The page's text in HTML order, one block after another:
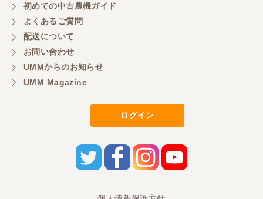
三重県／
初めてコンバインを買いに行ったのですが、とても
明るい方に担当していただき細かく説明して下さっ
てとても嬉しかったです。
担当さんの説明が丁寧で分かりやすく、急な要望に
も迅速に対応して頂き非常に助かりました。
三重県／
初めての中古農機ガイド
よくあるご質問
配送について
お問い合わせ
UMMからのお知らせ
UMM Magazine
ログイン